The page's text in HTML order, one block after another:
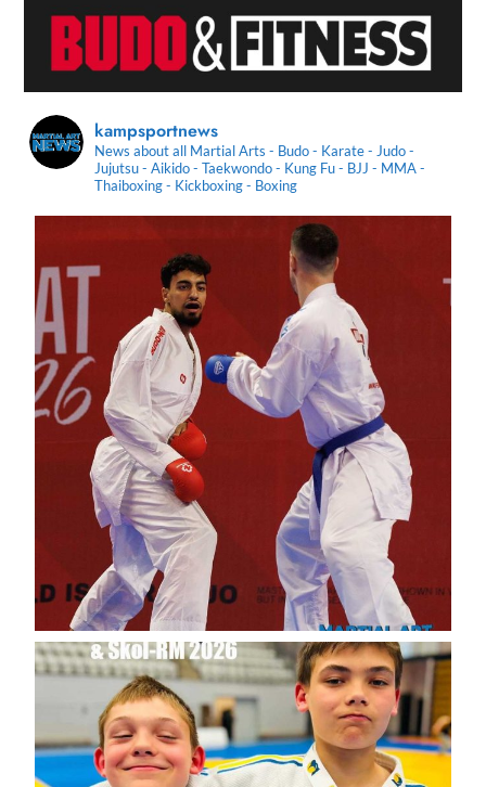
kampsportnews
News about all Martial Arts - Budo - Karate - Judo -
Jujutsu - Aikido - Taekwondo - Kung Fu - BJJ - MMA -
Thaiboxing - Kickboxing - Boxing